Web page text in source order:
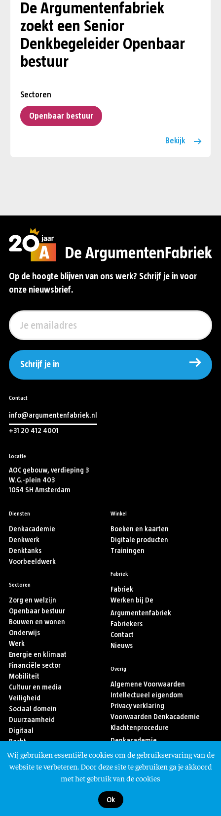
De Argumentenfabriek
zoekt een Senior
Denkbegeleider Openbaar
bestuur
Sectoren
Openbaar bestuur
Bekijk
Op de hoogte blijven van ons werk? Schrijf je in voor
onze nieuwsbrief.
Schrijf je in
Contact
info@argumentenfabriek.nl
+31 20 412 4001
Locatie
AOC gebouw, verdieping 3
W.G.-plein 403
1054 SH Amsterdam
Diensten
Denkacademie
Denkwerk
Denktanks
Voorbeeldwerk
Sectoren
Zorg en welzijn
Openbaar bestuur
Bouwen en wonen
Onderwijs
Werk
Energie en klimaat
Financiële sector
Mobiliteit
Cultuur en media
Veiligheid
Sociaal domein
Duurzaamheid
Digitaal
Recht
Sport
Asiel en migratie
Winkel
Boeken en kaarten
Digitale producten
Trainingen
Fabriek
Fabriek
Werken bij De
Argumentenfabriek
Fabriekers
Contact
Nieuws
Overig
Algemene Voorwaarden
Intellectueel eigendom
Privacy verklaring
Voorwaarden Denkacademie
Klachtenprocedure
Denkacademie
Volg ons
Wij gebruiken essentiële cookies om de gebruikservaring van de
website te verbeteren. Door deze site te gebruiken ga je akkoord
met het gebruik van de cookies
Ok